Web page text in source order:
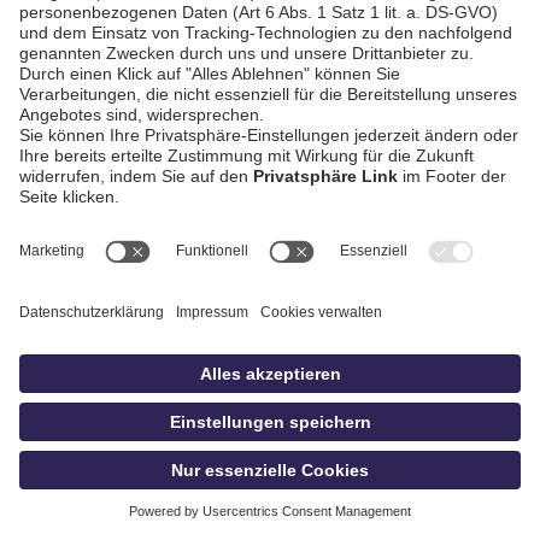
AGB / Gewinnspiele
Datenschutz
Impressum
idowa.de
Privatsphäre